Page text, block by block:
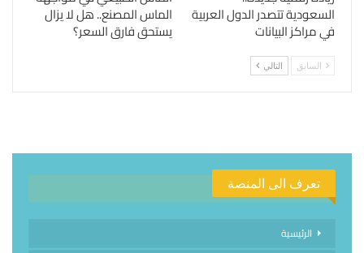
السعودية تتصدر الدول العربية
في مراكز البيانات
الماس المصنع.. هل لا يزال
يستحق فارق السعر؟
السابق التالي
تعرف الى المنصة
الرئيسية